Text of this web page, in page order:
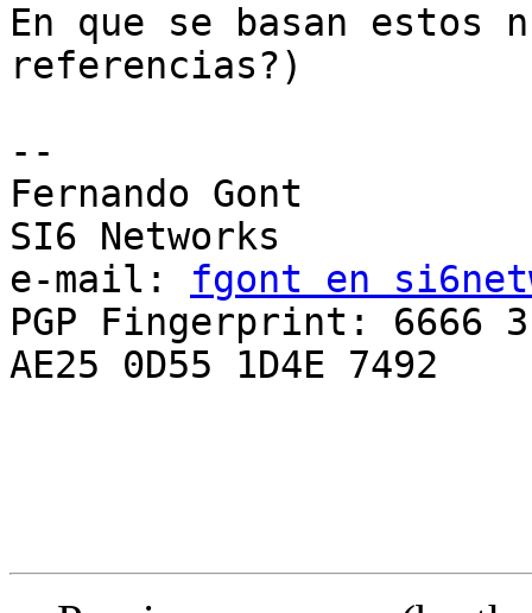
En que se basan estos
referencias?)
--
Fernando Gont
SI6 Networks
e-mail: fgont en
PGP Fingerprint: 6666
AE25 0D55 1D4E 7492